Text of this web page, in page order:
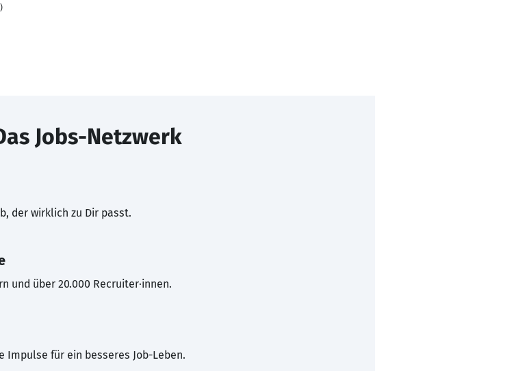
Jobs-Netzwerk
der wirklich zu Dir passt.
und über 20.000 Recruiter·innen.
Impulse für ein besseres Job-Leben.